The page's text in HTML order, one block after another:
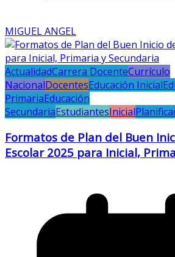
MIGUEL ANGEL
ActualidadCarrera DocenteCurrículo
NacionalDocentesEducación Inicial
PrimariaEducación
SecundariaEstudiantesInicial
Formatos de Plan del Buen
Escolar 2025 para Inicial,